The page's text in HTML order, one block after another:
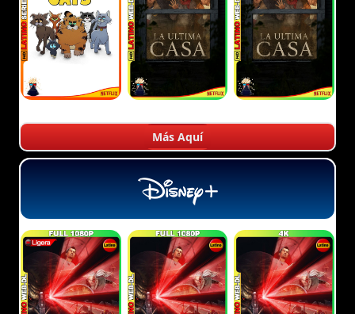
Más Aquí